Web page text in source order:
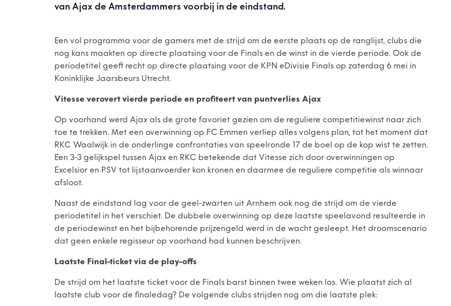
van Ajax de Amsterdammers voorbij in de eindstand.
Een vol programma voor de gamers met de strijd om de eerste plaats op de ranglijst, clubs die
nog kans maakten op directe plaatsing voor de Finals en de winst in de vierde periode. Ook de
periodetitel geeft recht op directe plaatsing voor de KPN eDivisie Finals op zaterdag 6 mei in
Koninklijke Jaarsbeurs Utrecht.
Vitesse verovert vierde periode en profiteert van puntverlies Ajax
Op voorhand werd Ajax als de grote favoriet gezien om de reguliere competitiewinst naar zich
toe te trekken. Met een overwinning op FC Emmen verliep alles volgens plan, tot het moment dat
RKC Waalwijk in de onderlinge confrontaties van speelronde 17 de boel op de kop wist te zetten.
Een 3-3 gelijkspel tussen Ajax en RKC betekende dat Vitesse zich door overwinningen op
Excelsior en PSV tot lijstaanvoerder kon kronen en daarmee de reguliere competitie als winnaar
afsloot.
Naast de eindstand lag voor de geel-zwarten uit Arnhem ook nog de strijd om de vierde
periodetitel in het verschiet. De dubbele overwinning op deze laatste speelavond resulteerde in
de periodewinst en het bijbehorende prijzengeld werd in de wacht gesleept. Het droomscenario
dat geen enkele regisseur op voorhand had kunnen beschrijven.
Laatste Final-ticket via de play-offs
De strijd om het laatste ticket voor de Finals barst binnen twee weken los. Wie plaatst zich al
laatste club voor de finaledag? De volgende clubs strijden nog om die laatste plek: